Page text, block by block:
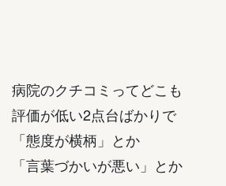
病院のクチコミってどこも
評価が低い2点台ばかりで
「態度が横柄」とか
「言葉づかいが悪い」とか